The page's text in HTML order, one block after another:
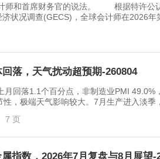
首席财务官的说法。 根据特许公认
状况调查(GECS)，全球会计师在2026年
落，天气扰动超预期-260804
回落1.1个百分点，非制造业PMI 49.0%
极端天气影响较大。7月生产进入淡季
7 页
指数，2026年7月复盘与8月展望-